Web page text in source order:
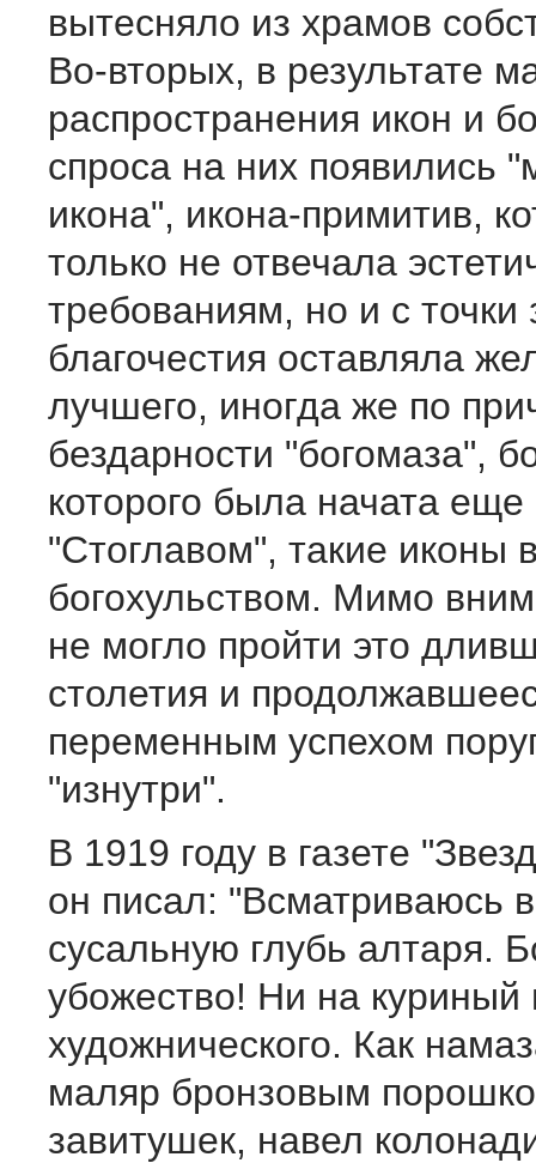
вытесняло из храмов
Во-вторых, в результате
распространения икон и
спроса на них появились
икона", икона-примитив,
только не отвечала
требованиям, но и с точки
благочестия оставляла
лучшего, иногда же по
бездарности "богомаза",
которого была начата еще
"Стоглавом", такие иконы
богохульством. Мимо
не могло пройти это
столетия и
переменным успехом
"изнутри".
В 1919 году в газете
он писал: "Всматриваюсь
сусальную глубь алтаря.
убожество! Ни на куриный
художнического. Как
маляр бронзовым
завитушек, навел